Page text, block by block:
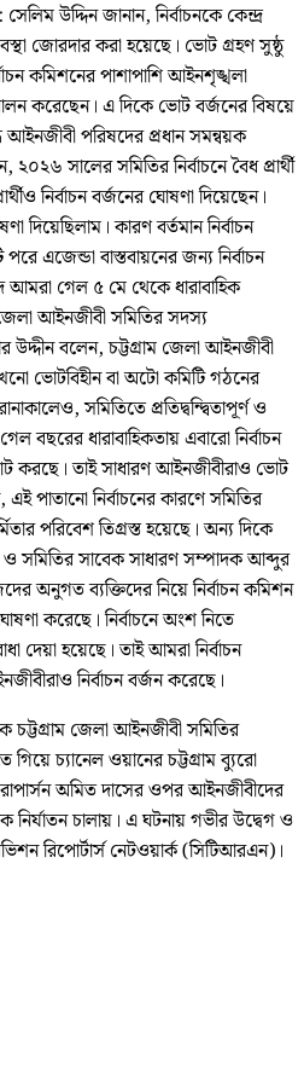
উদ্দিন জানান, নির্বাচনকে কেন্দ্র
জোরদার করা হয়েছে। ভোট গ্রহণ সুষ্ঠু
কমিশনের পাশাপাশি আইনশৃঙ্খলা
পালন করেছেন। এ দিকে ভোট বর্জনের বিষয়ে
আইনজীবী পরিষদের প্রধান সমন্বয়ক
সালের সমিতির নির্বাচনে বৈধ প্রার্থী
নির্বাচন বর্জনের ঘোষণা দিয়েছেন।
দিয়েছিলাম। কারণ বর্তমান নির্বাচন
এজেন্ডা বাস্তবায়নের জন্য নির্বাচন
গেল ৫ মে থেকে ধারাবাহিক
জেলা আইনজীবী সমিতির সদস্য
উদ্দীন বলেন, চট্টগ্রাম জেলা আইনজীবী
ভোটবিহীন বা অটো কমিটি গঠনের
সমিতিতে প্রতিদ্বন্দ্বিতাপূর্ণ ও
বছরের ধারাবাহিকতায় এবারো নির্বাচন
করছে। তাই সাধারণ আইনজীবীরাও ভোট
পাতানো নির্বাচনের কারণে সমিতির
পরিবেশ তিগ্রস্ত হয়েছে। অন্য দিকে
সমিতির সাবেক সাধারণ সম্পাদক আব্দুর
অনুগত ব্যক্তিদের নিয়ে নির্বাচন কমিশন
করেছে। নির্বাচনে অংশ নিতে
দেয়া হয়েছে। তাই আমরা নির্বাচন
নির্বাচন বর্জন করেছে।
চট্টগ্রাম জেলা আইনজীবী সমিতির
গিয়ে চ্যানেল ওয়ানের চট্টগ্রাম ব্যুরো
অমিত দাসের ওপর আইনজীবীদের
নির্যাতন চালায়। এ ঘটনায় গভীর উদ্বেগ ও
রিপোর্টার্স নেটওয়ার্ক (সিটিআরএন)।